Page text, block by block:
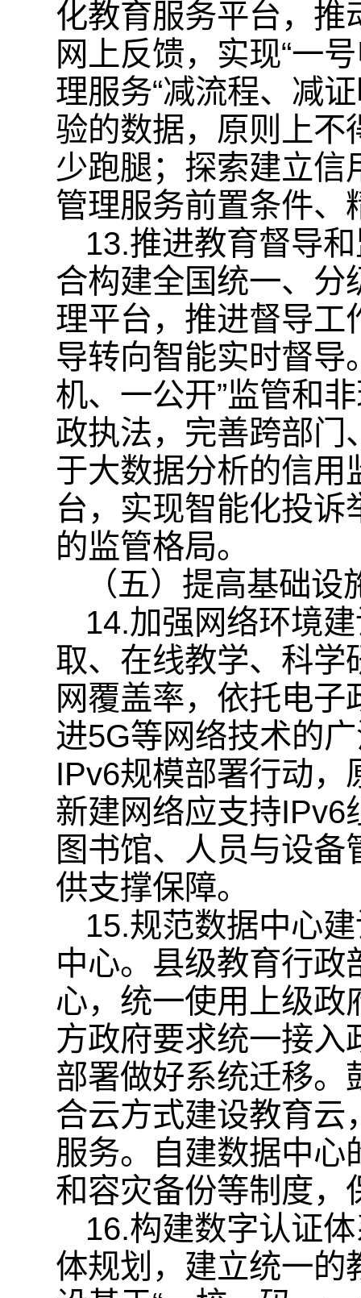
化教育服务平台，推
网上反馈，实现“一
理服务“减流程、减
验的数据，原则上不
少跑腿；探索建立信
管理服务前置条件、
13.推进教育督导
合构建全国统一、分
理平台，推进督导工
导转向智能实时督导
机、一公开”监管和
政执法，完善跨部门
于大数据分析的信用
台，实现智能化投
的监管格局。
（五）提高基础
14.加强网络环境
取、在线教学、科学
网覆盖率，依托电
进5G等网络技术的
IPv6规模部署行动
新建网络应支持IPv6
图书馆、人员与设
供支撑保障。
15.规范数据中心
中心。县级教育行
心，统一使用上级政
方政府要求统一接入
部署做好系统迁移。
合云方式建设教育云
服务。自建数据中心
和容灾备份等制度，
16.构建数字认证
体规划，建立统一的